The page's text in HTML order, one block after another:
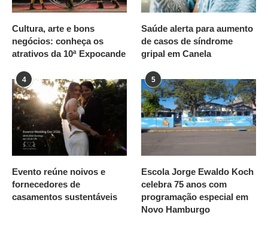
Cultura, arte e bons
negócios: conheça os
atrativos da 10ª Expocande
Saúde alerta para aumento
de casos de síndrome
gripal em Canela
4
Evento reúne noivos e
fornecedores de
casamentos sustentáveis
5
Escola Jorge Ewaldo Koch
celebra 75 anos com
programação especial em
Novo Hamburgo